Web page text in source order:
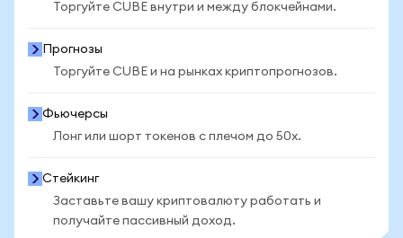
Торгуйте CUBE внутри и между блокчейнами.
Прогнозы
Торгуйте CUBE и на рынках криптопрогнозов.
Фьючерсы
Лонг или шорт токенов с плечом до 50x.
Стейкинг
Заставьте вашу криптовалюту работать и
получайте пассивный доход.